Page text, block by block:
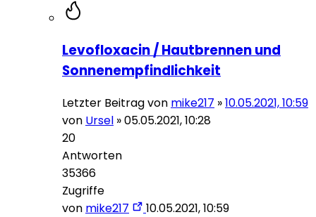
Levofloxacin / Hautbrennen und
Sonnenempfindlichkeit
Letzter Beitrag von mike217 »10.05.2021, 10:59
von Ursel »05.05.2021, 10:28
20
Antworten
35366
Zugriffe
von mike217 10.05.2021, 10:59